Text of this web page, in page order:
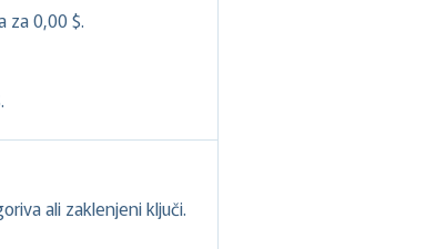
za 0,00 $.
ali zaklenjeni ključi.